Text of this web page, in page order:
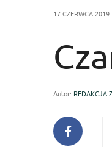
17 CZERWCA 2019
Autor: REDAKCJA